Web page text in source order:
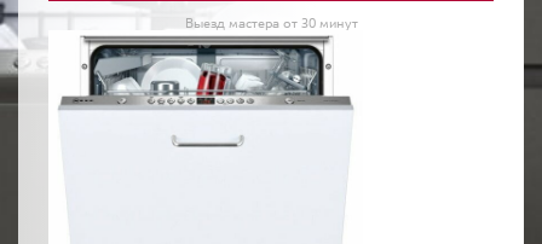
Выезд мастера от 30 минут